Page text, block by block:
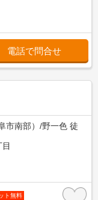
電話で問合せ
市南部）/野一色 徒
ト無料